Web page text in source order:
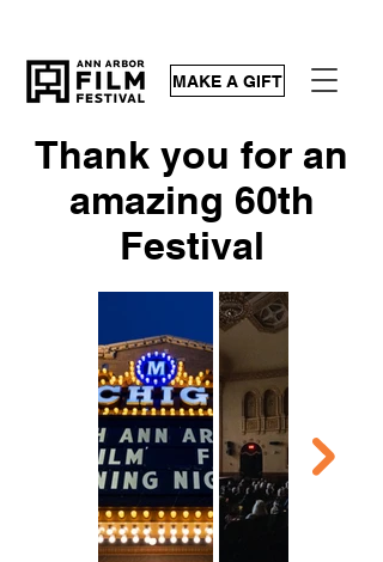
MAKE A GIFT
Thank you for an
amazing 60th
Festival